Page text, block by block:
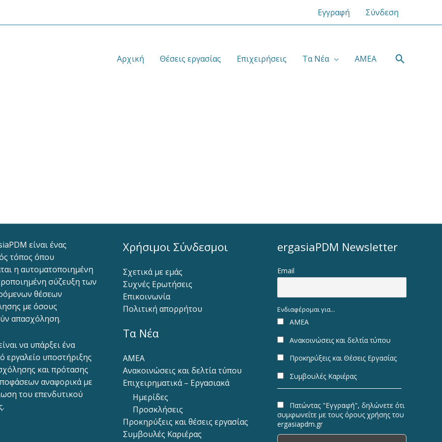
Εγγραφή Σύνδεση
Αρχική Θέσεις εργασίας Επιχειρήσεις Τα Νέα ΑΜΕΑ
είναι ένας
τόπος όπου
η αυτοματοποιημένη
σύζευξη των
θέσεων
με όσους
απασχόληση.
να υπάρξει ένα
εργαλείο υποστήριξης
και πρότασης
αναφορικά με
του επενδυτικού
Χρήσιμοι Σύνδεσμοι
Σχετικά με εμάς
Συχνές Ερωτήσεις
Επικοινωνία
Πολιτική απορρήτου
Τα Νέα
ΑΜΕΑ
Ανακοινώσεις και δελτία τύπου
Επιχειρηματικά – Εργασιακά
Ημερίδες
Προσκλήσεις
Προκηρύξεις και θέσεις εργασίας
Συμβουλές Καριέρας
ergasiaPDM Newsletter
Email
Ενδιαφέρομαι για...
ΑΜΕΑ
Ανακοινώσεις και δελτία τύπου
Προκηρύξεις και Θέσεις Εργασίας
Συμβουλές Καριέρας
Πατώντας "Εγγραφή", δηλώνετε ότι
συμφωνείτε με τους όρους χρήσης του
ergasiapdm.gr